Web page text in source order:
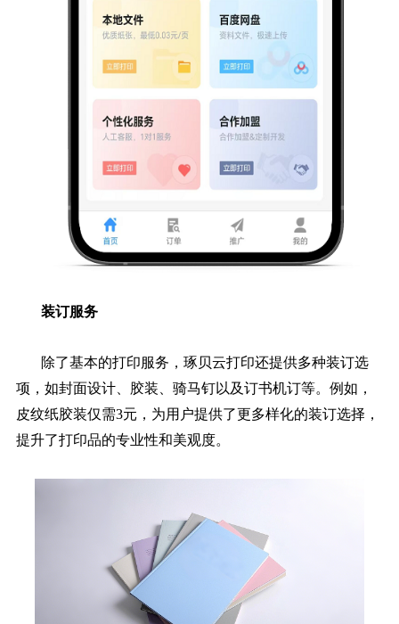
装订服务
除了基本的打印服务，琢贝云打印还提供多种装订选
项，如封面设计、胶装、骑马钉以及订书机订等。例如，
皮纹纸胶装仅需3元，为用户提供了更多样化的装订选择，
提升了打印品的专业性和美观度。